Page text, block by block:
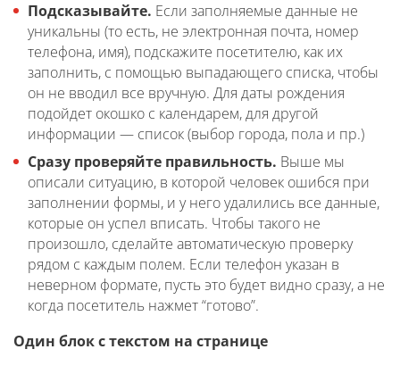
Подсказывайте. Если заполняемые данные не
уникальны (то есть, не электронная почта, номер
телефона, имя), подскажите посетителю, как их
заполнить, с помощью выпадающего списка, чтобы
он не вводил все вручную. Для даты рождения
подойдет окошко с календарем, для другой
информации — список (выбор города, пола и пр.)
Сразу проверяйте правильность. Выше мы
описали ситуацию, в которой человек ошибся при
заполнении формы, и у него удалились все данные,
которые он успел вписать. Чтобы такого не
произошло, сделайте автоматическую проверку
рядом с каждым полем. Если телефон указан в
неверном формате, пусть это будет видно сразу, а не
когда посетитель нажмет “готово”.
Один блок с текстом на странице